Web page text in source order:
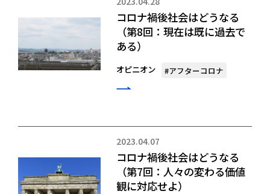
コロナ禍後社会はどうなる
（第8回：現在は既に過去で
ある）
オピニオン #アフターコロナ
2023.04.07
コロナ禍後社会はどうなる
（第7回：人々の変わる価値
観に対応せよ）